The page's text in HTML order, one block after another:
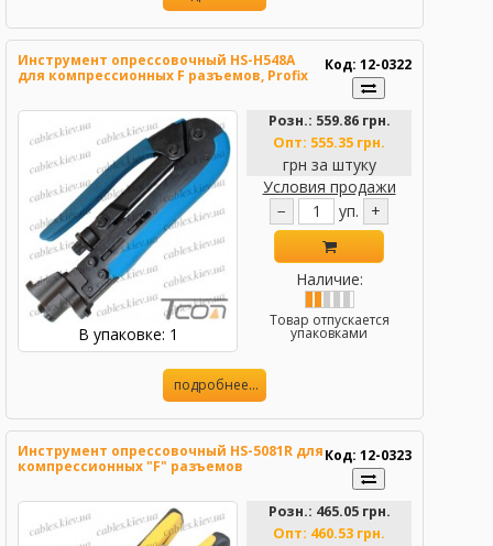
Инструмент опрессовочный HS-H548A
для компрессионных F разъемов, Profix
Код: 12-0322
В упаковке: 1
Розн.: 559.86 грн.
Опт: 555.35 грн.
грн за штуку
Условия продажи
−
уп. +
Наличие:
Товар отпускается
упаковками
подробнее...
Инструмент опрессовочный HS-5081R для
компрессионных "F" разъемов
Код: 12-0323
Розн.: 465.05 грн.
Опт: 460.53 грн.